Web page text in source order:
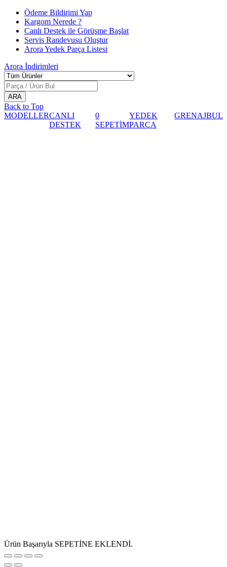
Ödeme Bildirimi Yap
Kargom Nerede ?
Canlı Destek ile Görüşme Başlat
Servis Randevusu Oluştur
Arora Yedek Parça Listesi
Arora İndirimleri
Back to Top
MODELLERCANLI
DESTEK
0
SEPETİM
YEDEK
PARÇA
GRENAJBUL
Ürün Başarıyla SEPETİNE EKLENDİ.